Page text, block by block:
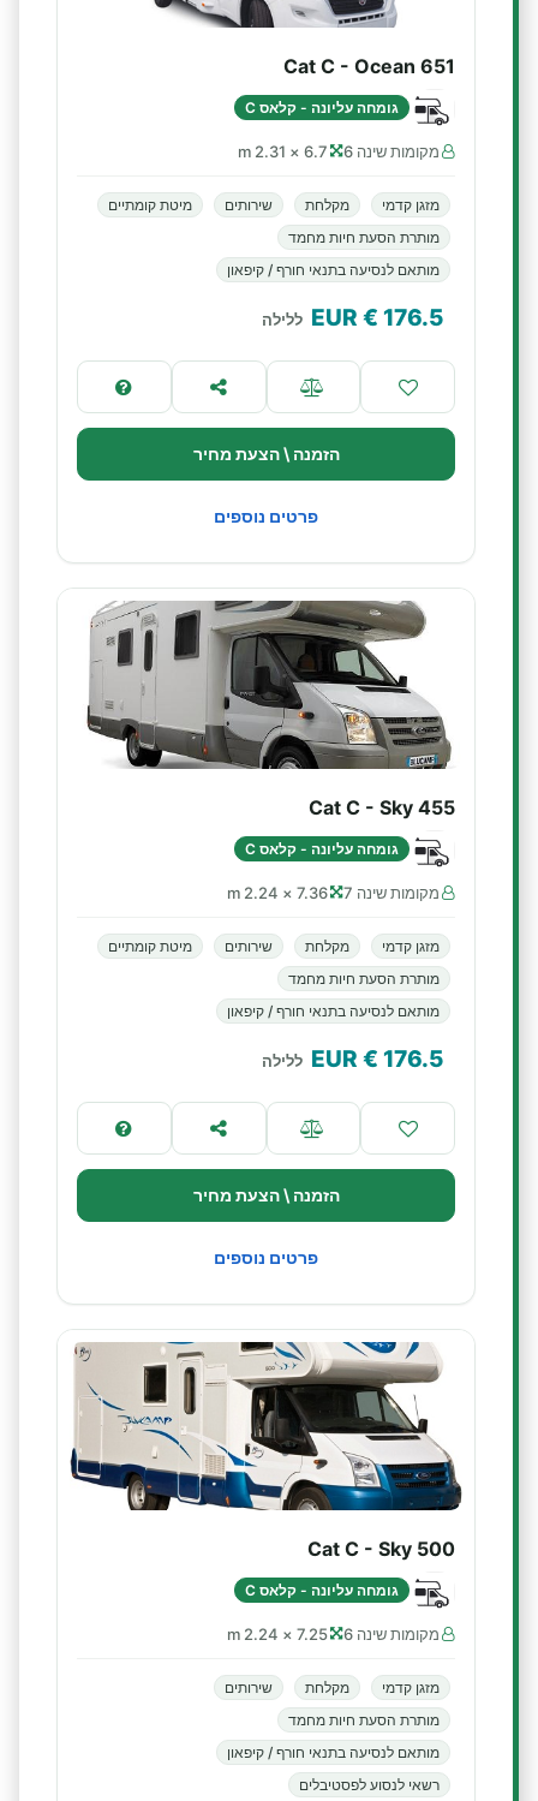
Cat C - Ocean 651
גומחה עליונה - קלאס C
מקומות שינה 6 6.7 × 2.31 m
מזגן קדמי מקלחת שירותים
מיטת קומתיים
מותרת הסעת חיות מחמד
מותאם לנסיעה בתנאי חורף / קיפאון
176.5
€ EUR ללילה
הזמנה \ הצעת מחיר
פרטים נוספים
Cat C - Sky 455
גומחה עליונה - קלאס C
מקומות שינה 7 7.36 × 2.24 m
מזגן קדמי מקלחת שירותים
מיטת קומתיים
מותרת הסעת חיות מחמד
מותאם לנסיעה בתנאי חורף / קיפאון
176.5
€ EUR ללילה
הזמנה \ הצעת מחיר
פרטים נוספים
Cat C - Sky 500
גומחה עליונה - קלאס C
מקומות שינה 6 7.25 × 2.24 m
מזגן קדמי מקלחת
שירותים
מותרת הסעת חיות מחמד
מותאם לנסיעה בתנאי חורף / קיפאון
רשאי לנסוע לפסטיבלים